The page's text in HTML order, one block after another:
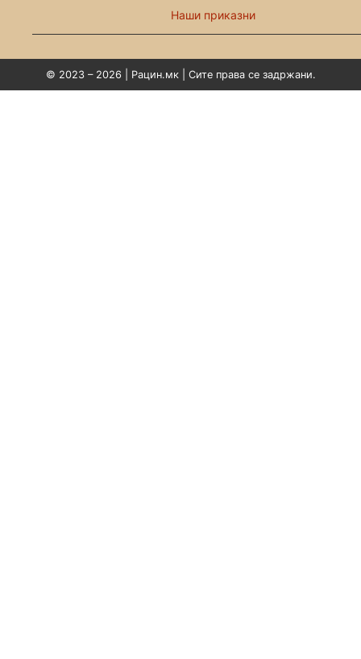
Наши приказни
© 2023 – 2026 | Рацин.мк | Сите права се задржани.